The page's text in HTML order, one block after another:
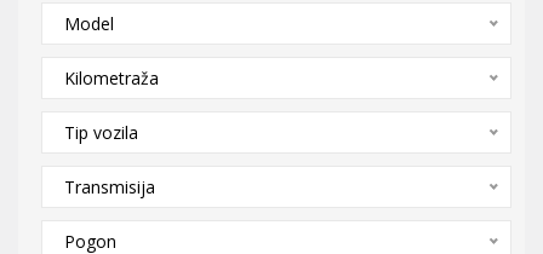
Model
Kilometraža
Tip vozila
Transmisija
Pogon